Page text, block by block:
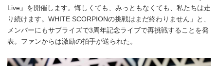
Live』を開催します。悔しくても、みっともなくても、私たちは走
り続けます。WHITE SCORPIONの挑戦はまだ終わりません」と、
メンバーにもサプライズで3周年記念ライブで再挑戦することを発
表。ファンからは激励の拍手が送られた。